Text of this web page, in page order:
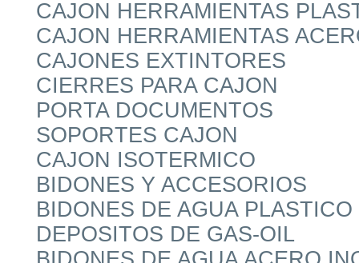
CAJON HERRAMIENTAS
CAJON HERRAMIENTAS
CAJONES EXTINTORES
CIERRES PARA CAJON
PORTA DOCUMENTOS
SOPORTES CAJON
CAJON ISOTERMICO
BIDONES Y ACCESORIOS
BIDONES DE AGUA PLASTICO
DEPOSITOS DE GAS-OIL